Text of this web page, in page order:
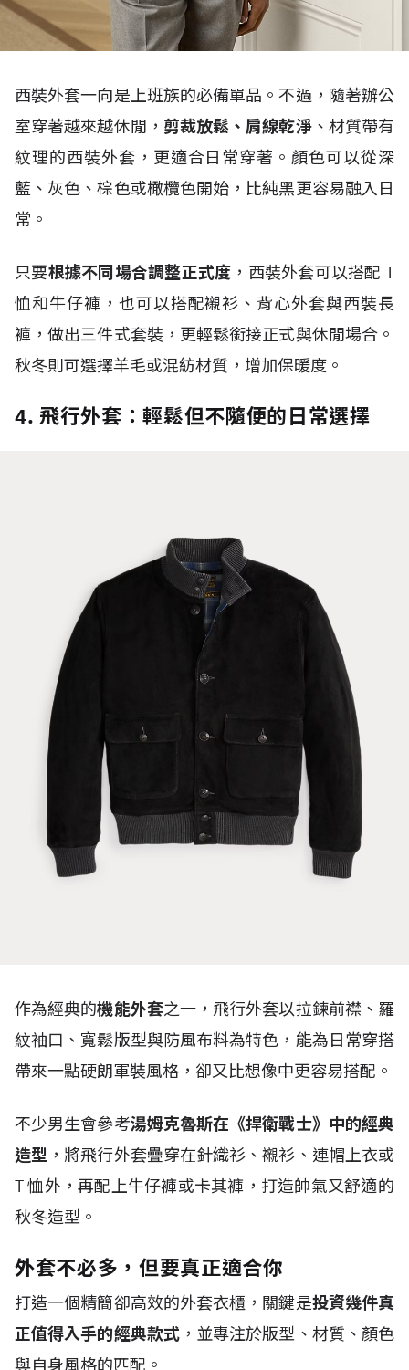
西裝外套一向是上班族的必備單品。不過，隨著辦公
室穿著越來越休閒， 剪裁放鬆、肩線乾淨、材質帶有
紋理的西裝外套，更適合日常穿著。顏色可以從深
藍、灰色、棕色或橄欖色開始，比純黑更容易融入日
常。
只要根據不同場合調整正式度 ，西裝外套可以搭配 T
恤和牛仔褲，也可以搭配襯衫、背心外套與西裝長
褲，做出三件式套裝，更輕鬆銜接正式與休閒場合。
秋冬則可選擇羊毛或混紡材質，增加保暖度。
4. 飛行外套：輕鬆但不隨便的日常選擇
作為經典的機能外套之一，飛行外套以拉鍊前襟、羅
紋袖口、寬鬆版型與防風布料為特色，能為日常穿搭
帶來一點硬朗軍裝風格，卻又比想像中更容易搭配。
不少男生會參考湯姆克魯斯在《捍衛戰士》中的經典
造型 ，將飛行外套疊穿在針織衫、襯衫、連帽上衣或
T恤外，再配上牛仔褲或卡其褲，打造帥氣又舒適的
秋冬造型。
外套不必多，但要真正適合你
打造一個精簡卻高效的外套衣櫃，關鍵是投資幾件真
正值得入手的經典款式，並專注於版型、材質、顏色
與自身風格的匹配。